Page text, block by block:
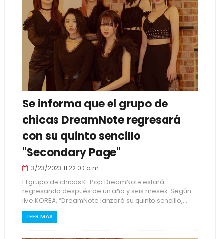
Se informa que el grupo de
chicas DreamNote regresará
con su quinto sencillo
"Secondary Page"
3/23/2023 11:22:00 a.m.
El grupo de chicas K-Pop DreamNote estará
regresando después de un año y seis meses. Según
iMe KOREA, “DreamNote lanzará su quinto sencillo,...
LEER MÁS